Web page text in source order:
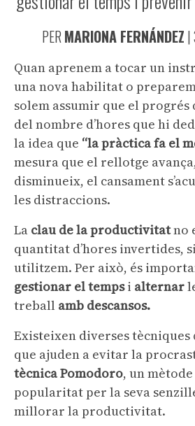
PERMARIONA FERNÁNDEZ |
Quan aprenem a tocar un
una nova habilitat o
solem assumir que el
del nombre d’hores que hi
la idea que “la pràctica fa el
mesura que el rellotge
disminueix, el cansament
les distraccions.
La clau de la productivitatno
quantitat d’hores invertides,
utilitzem. Per això, és
gestionar el tempsi alternar
treball amb descansos.
Existeixen diverses tècniques
que ajuden a evitar la
tècnica Pomodoro, un
popularitat per la seva
millorar la productivitat.